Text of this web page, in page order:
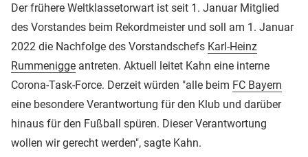
Der frühere Weltklassetorwart ist seit 1. Januar Mitglied
des Vorstandes beim Rekordmeister und soll am 1. Januar
2022 die Nachfolge des Vorstandschefs Karl-Heinz
Rummenigge antreten. Aktuell leitet Kahn eine interne
Corona-Task-Force. Derzeit würden "alle beim FC Bayern
eine besondere Verantwortung für den Klub und darüber
hinaus für den Fußball spüren. Dieser Verantwortung
wollen wir gerecht werden", sagte Kahn.